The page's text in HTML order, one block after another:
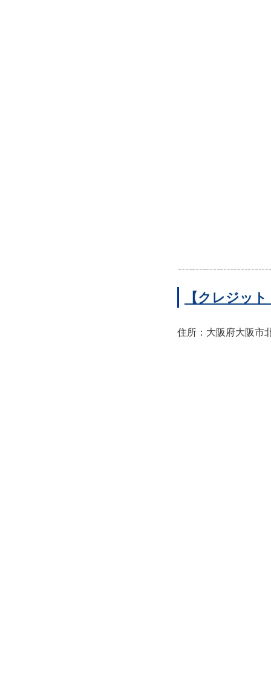
【クレジッ
住所：大阪府大阪市